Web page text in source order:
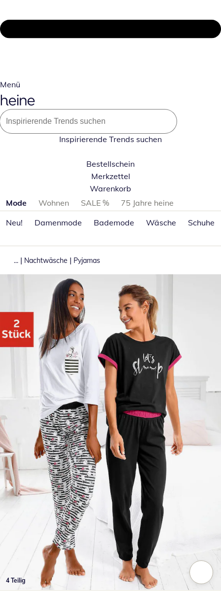
Menü
Inspirierende Trends suchen
Bestellschein
Merkzettel
Warenkorb
Produktkategorien überspringen
Mode Wohnen SALE %
75 Jahre heine
Neu!
Damenmode Bademode Wäsche Schuhe
... | Nachtwäsche | Pyjamas
4 Teilig